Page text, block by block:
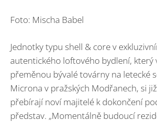
Foto: Mischa Babel
Jednotky typu shell & core v
autentického loftového bydlení, který
přeměnou bývalé továrny na letecké
Microna v pražských Modřanech, si
přebírají noví majitelé k dokončení
představ. „Momentálně budoucí